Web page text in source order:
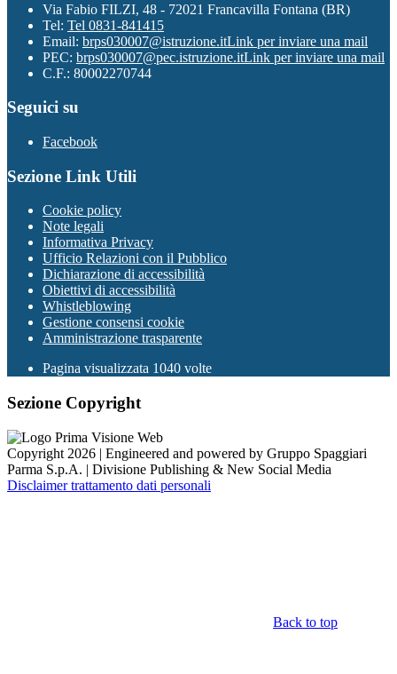
Via Fabio FILZI, 48 - 72021 Francavilla Fontana (BR)
Tel: Tel 0831-841415
Email: brps030007@istruzione.itLink per inviare una mail
PEC: brps030007@pec.istruzione.itLink per inviare una mail
C.F.: 80002270744
Seguici su
Facebook
Sezione Link Utili
Cookie policy
Note legali
Informativa Privacy
Ufficio Relazioni con il Pubblico
Dichiarazione di accessibilità
Obiettivi di accessibilità
Whistleblowing
Gestione consensi cookie
Amministrazione trasparente
Pagina visualizzata 1040 volte
Sezione Copyright
Copyright 2026 | Engineered and powered by Gruppo Spaggiari
Parma S.p.A. | Divisione Publishing & New Social Media
Disclaimer trattamento dati personali
Back to top